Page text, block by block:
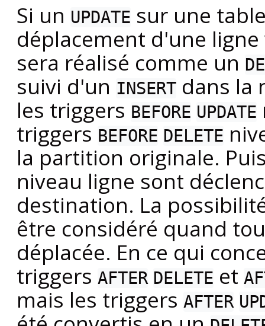
Si un UPDATE sur une
déplacement d'une
sera réalisé comme un
suivi d'un INSERT dans la
les triggers BEFORE UPDATE
triggers BEFORE DELETE
la partition originale.
niveau ligne sont
destination. La
être considéré quand
déplacée. En ce qui
triggers AFTER DELETE et
mais les triggers AFTER